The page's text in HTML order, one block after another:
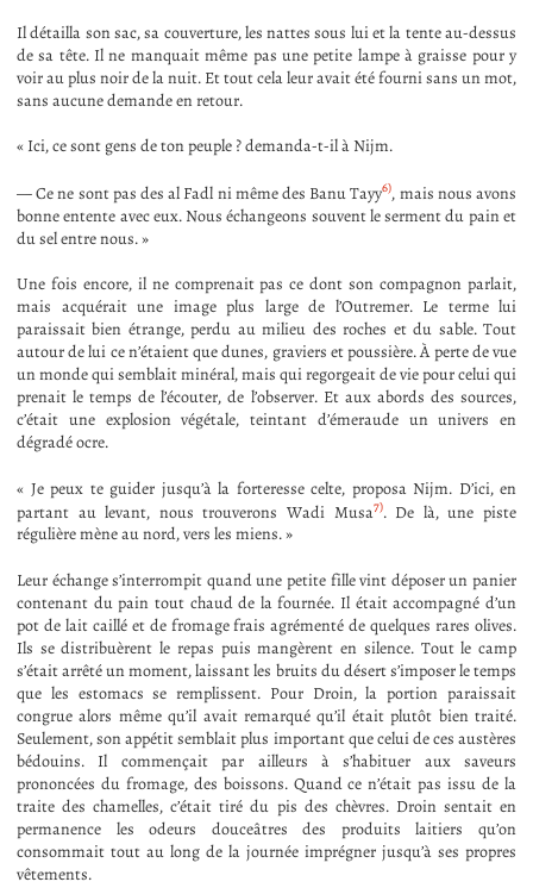
Il détailla son sac, sa couverture, les nattes sous lui et la tente au-dessus
de sa tête. Il ne manquait même pas une petite lampe à graisse pour y
voir au plus noir de la nuit. Et tout cela leur avait été fourni sans un mot,
sans aucune demande en retour.
« Ici, ce sont gens de ton peuple ? demanda-t-il à Nijm.
— Ce ne sont pas des al Fadl ni même des Banu Tayy6), mais nous avons
bonne entente avec eux. Nous échangeons souvent le serment du pain et
du sel entre nous. »
Une fois encore, il ne comprenait pas ce dont son compagnon parlait,
mais acquérait une image plus large de l’Outremer. Le terme lui
paraissait bien étrange, perdu au milieu des roches et du sable. Tout
autour de lui ce n’étaient que dunes, graviers et poussière. À perte de vue
un monde qui semblait minéral, mais qui regorgeait de vie pour celui qui
prenait le temps de l’écouter, de l’observer. Et aux abords des sources,
c’était une explosion végétale, teintant d’émeraude un univers en
dégradé ocre.
« Je peux te guider jusqu’à la forteresse celte, proposa Nijm. D’ici, en
partant au levant, nous trouverons Wadi Musa7). De là, une piste
régulière mène au nord, vers les miens. »
Leur échange s’interrompit quand une petite fille vint déposer un panier
contenant du pain tout chaud de la fournée. Il était accompagné d’un
pot de lait caillé et de fromage frais agrémenté de quelques rares olives.
Ils se distribuèrent le repas puis mangèrent en silence. Tout le camp
s’était arrêté un moment, laissant les bruits du désert s’imposer le temps
que les estomacs se remplissent. Pour Droin, la portion paraissait
congrue alors même qu’il avait remarqué qu’il était plutôt bien traité.
Seulement, son appétit semblait plus important que celui de ces austères
bédouins. Il commençait par ailleurs à s’habituer aux saveurs
prononcées du fromage, des boissons. Quand ce n’était pas issu de la
traite des chamelles, c’était tiré du pis des chèvres. Droin sentait en
permanence les odeurs douceâtres des produits laitiers qu’on
consommait tout au long de la journée imprégner jusqu’à ses propres
vêtements.